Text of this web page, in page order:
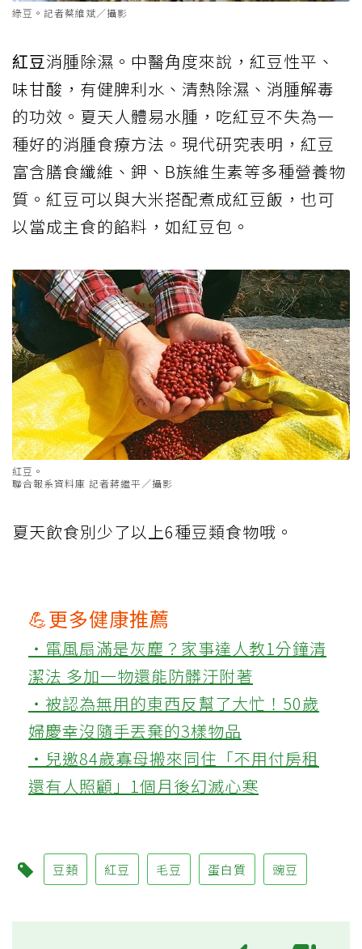
綠豆。記者蔡維斌／攝影
紅豆消腫除濕。中醫角度來說，紅豆性平、
味甘酸，有健脾利水、清熱除濕、消腫解毒
的功效。夏天人體易水腫，吃紅豆不失為一
種好的消腫食療方法。現代研究表明，紅豆
富含膳食纖維、鉀、B族維生素等多種營養物
質。紅豆可以與大米搭配煮成紅豆飯，也可
以當成主食的餡料，如紅豆包。
紅豆。
聯合報系資料庫 記者蔣繼平／攝影
夏天飲食別少了以上6種豆類食物哦。
💪更多健康推薦
‧電風扇滿是灰塵？家事達人教1分鐘清
潔法 多加一物還能防髒汙附著
‧被認為無用的東西反幫了大忙！50歲
婦慶幸沒隨手丟棄的3樣物品
‧兒邀84歲寡母搬來同住「不用付房租
還有人照顧」1個月後幻滅心寒
豆類 紅豆 毛豆 蛋白質 豌豆